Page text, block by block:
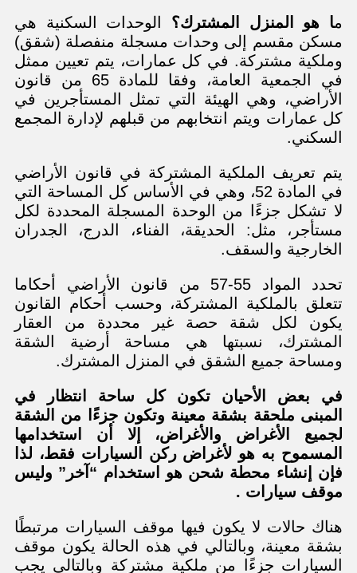
ما هو المنزل المشترك؟ الوحدات السكنية هي
مسكن مقسم إلى وحدات مسجلة منفصلة (شقق)
وملكية مشتركة. في كل عمارات، يتم تعيين ممثل
في الجمعية العامة، وفقا للمادة 65 من قانون
الأراضي، وهي الهيئة التي تمثل المستأجرين في
كل عمارات ويتم انتخابهم من قبلهم لإدارة المجمع
السكني.
يتم تعريف الملكية المشتركة في قانون الأراضي
في المادة 52، وهي في الأساس كل المساحة التي
لا تشكل جزءًا من الوحدة المسجلة المحددة لكل
مستأجر، مثل: الحديقة، الفناء، الدرج، الجدران
الخارجية والسقف.
تحدد المواد 55-57 من قانون الأراضي أحكاما
تتعلق بالملكية المشتركة، وحسب أحكام القانون
يكون لكل شقة حصة غير محددة من العقار
المشترك، نسبتها هي مساحة أرضية الشقة
ومساحة جميع الشقق في المنزل المشترك.
في بعض الأحيان تكون كل ساحة انتظار في
المبنى ملحقة بشقة معينة وتكون جزءًا من الشقة
لجميع الأغراض والأغراض، إلا أن استخدامها
المسموح به هو لأغراض ركن السيارات فقط، لذا
فإن إنشاء محطة شحن هو استخدام “آخر” وليس
موقف سيارات .
هناك حالات لا يكون فيها موقف السيارات مرتبطًا
بشقة معينة، وبالتالي في هذه الحالة يكون موقف
السيارات جزءًا من ملكية مشتركة وبالتالي يجب